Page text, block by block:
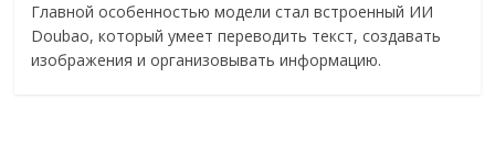
Главной особенностью модели стал встроенный ИИ
Doubao, который умеет переводить текст, создавать
изображения и организовывать информацию.